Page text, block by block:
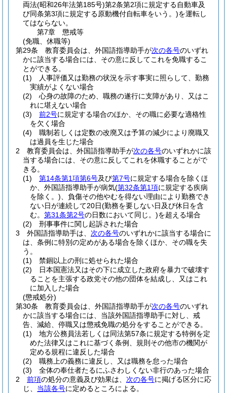
両法(昭和26年法第185号)第2条第2項に規定する自動車及
び同条第3項に規定する原動機付自転車をいう。)を運転し
てはならない。
第7章
懲戒等
(免職、休職等)
第29条
教育委員会は、外国語指導助手が次の各号のいずれ
かに該当する場合には、その意に反してこれを免職するこ
とができる。
(1)
人事評価又は勤務の状況を示す事実に照らして、勤務
実績がよくない場合
(2)
心身の故障のため、職務の遂行に支障があり、又はこ
れに堪えない場合
(3)
前2号に規定する場合のほか、その職に必要な適格性
を欠く場合
(4)
職制若しくは定数の改廃又は予算の減少により廃職又
は過員を生じた場合
2
教育委員会は、外国語指導助手が次の各号のいずれかに該
当する場合には、その意に反してこれを休職することがで
きる。
(1)
第14条第1項第6号及び第7号に規定する場合を除くほ
か、外国語指導助手が病気(第32条第1項に規定する疾病
を除く。) 、負傷その他やむを得ない理由により勤務でき
ない日が連続して20日(勤務を要しない日及び休日を含
む。 第31条第2号の日数において同じ。)を超える場合
(2)
刑事事件に関し起訴された場合
3
外国語指導助手は、 次の各号のいずれかに該当する場合に
は、条例に特別の定めがある場合を除くほか、その職を失
う。
(1)
禁錮以上の刑に処せられた場合
(2)
日本国憲法又はその下に成立した政府を暴力で破壊す
ることを主張する政党その他の団体を結成し、又はこれ
に加入した場合
(懲戒処分)
第30条
教育委員会は、外国語指導助手が次の各号のいずれ
かに該当する場合には、当該外国語指導助手に対し、戒
告、減給、停職又は懲戒免職の処分をすることができる。
(1)
地方公務員法若しくは同法第57条に規定する特例を定
めた法律又はこれに基づく条例、規則その他市の機関が
定める規程に違反した場合
(2)
職務上の義務に違反し、又は職務を怠った場合
(3)
全体の奉仕者たるにふさわしくない非行のあった場合
2
前項の処分の意義及び効果は、 次の各号に掲げる区分に応
じ、 当該各号に定めるところによる。